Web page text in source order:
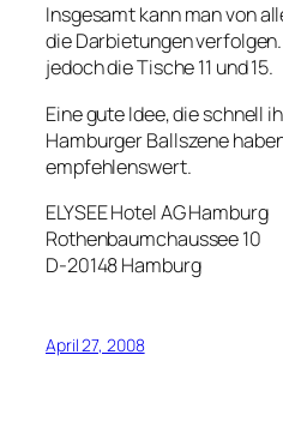
Insgesamt kann man von
die Darbietungen
jedoch die Tische 11 und 15.
Eine gute Idee, die schnell
Hamburger Ballszene
empfehlenswert.
ELYSEE Hotel AG Hamburg
Rothenbaumchaussee 10
D-20148 Hamburg
April 27, 2008